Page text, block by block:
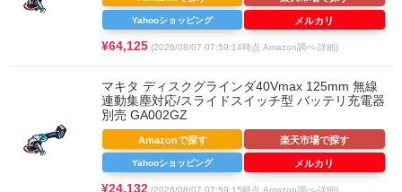
¥64,125 (2026/08/07 07:59:14時点 Amazon調べ-詳細)
Yahooショッピング メルカリ
マキタ ディスクグラインダ40Vmax 125mm 無線
連動集塵対応/スライドスイッチ型 バッテリ充電器
別売 GA002GZ
¥24,132 (2026/08/07 07:59:15時点 Amazon調べ-詳細)
Amazonで探す 楽天市場で探す
Yahooショッピング メルカリ